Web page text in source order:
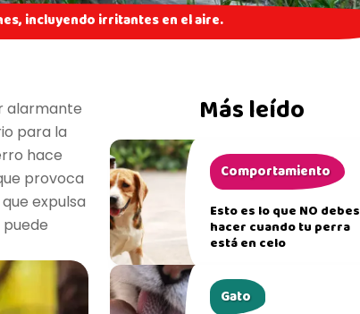
incluyendo irritantes en el aire.
alarmante
para la
hace
provoca
expulsa
Más leído
Comportamiento
Esto es lo que NO debes
hacer cuando tu perra
está en celo
Gato